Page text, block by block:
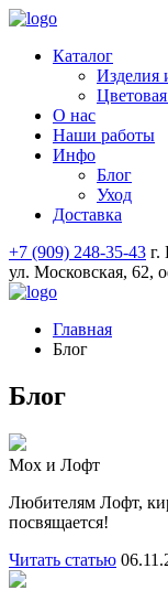
Каталог
Изделия
О нас
Наши работы
Инфо
Блог
Уход
Доставка
+7 (909) 248-35-43 г.
ул. Московская, 62,
Главная
Блог
Блог
Мох и Лофт
Любителям Лофт,
посвящается!
Читать статью